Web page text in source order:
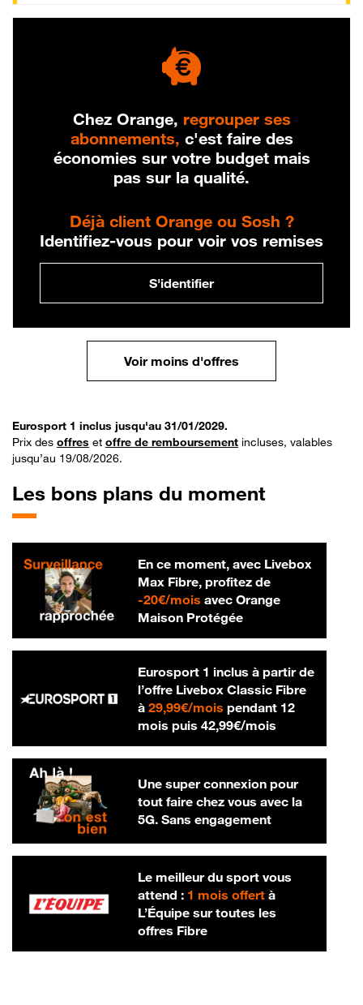
Chez Orange, regrouper ses
abonnements, c'est faire des
économies sur votre budget mais
pas sur la qualité.
Déjà client Orange ou Sosh ?
Identifiez-vous pour voir vos remises
S'identifier
Voir moins d'offres
Eurosport 1 inclus jusqu'au 31/01/2029.
Prix des offres et offre de remboursement incluses, valables
jusqu’au 19/08/2026.
Les bons plans du moment
En ce moment, avec Livebox
Max Fibre, profitez de
-20€/mois20 € par mois
avec Orange
Maison Protégée
Eurosport 1 inclus à partir de
l’offre Livebox Classic Fibre
à 29,99€/mois29,99 € par mois
pendant 12
mois puis 42,99€/mois42,99 € par
Une super connexion pour
tout faire chez vous avec la
5G. Sans engagement
Le meilleur du sport vous
attend : 1 mois offertà
L’Équipe sur toutes les
offres Fibre